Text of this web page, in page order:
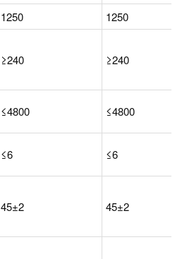
1250
1250
≥240 ≥240
≤4800 ≤4800
≤6 ≤6
45±2 45±2